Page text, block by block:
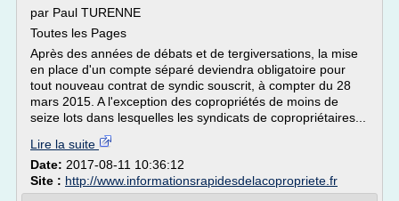
par Paul TURENNE
Toutes les Pages
Après des années de débats et de tergiversations, la mise
en place d'un compte séparé deviendra obligatoire pour
tout nouveau contrat de syndic souscrit, à compter du 28
mars 2015. A l'exception des copropriétés de moins de
seize lots dans lesquelles les syndicats de copropriétaires...
Lire la suite
Date: 2017-08-11 10:36:12
Site : http://www.informationsrapidesdelacopropriete.fr